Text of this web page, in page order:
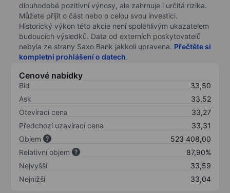
dlouhodobé pozitivní výnosy, ale zahrnuje i určitá rizika.
Můžete přijít o část nebo o celou svou investici.
Historický výkon této akcie není spolehlivým ukazatelem
budoucích výsledků. Data od externích poskytovatelů
nebyla ze strany Saxo Bank jakkoli upravena. Přečtěte si
kompletní prohlášení o datech.
Cenové nabídky
Bid
33,50
Ask
33,52
Otevírací cena
33,27
Předchozí uzavírací cena
33,31
Objem
523 408,00
Relativní objem
87,90%
Nejvyšší
33,59
Nejnižší
33,04